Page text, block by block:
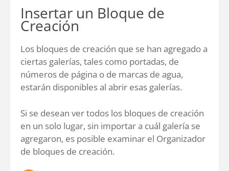
Insertar un Bloque de
Creación
Los bloques de creación que se han agregado a
ciertas galerías, tales como portadas, de
números de página o de marcas de agua,
estarán disponibles al abrir esas galerías.
Si se desean ver todos los bloques de creación
en un solo lugar, sin importar a cuál galería se
agregaron, es posible examinar el Organizador
de bloques de creación.